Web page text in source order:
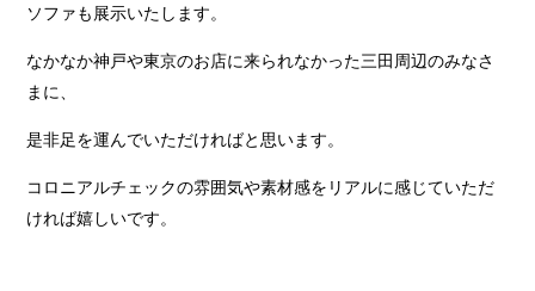
ソファも展示いたします。
なかなか神戸や東京のお店に来られなかった三田周辺のみなさ
まに、
是非足を運んでいただければと思います。
コロニアルチェックの雰囲気や素材感をリアルに感じていただ
ければ嬉しいです。